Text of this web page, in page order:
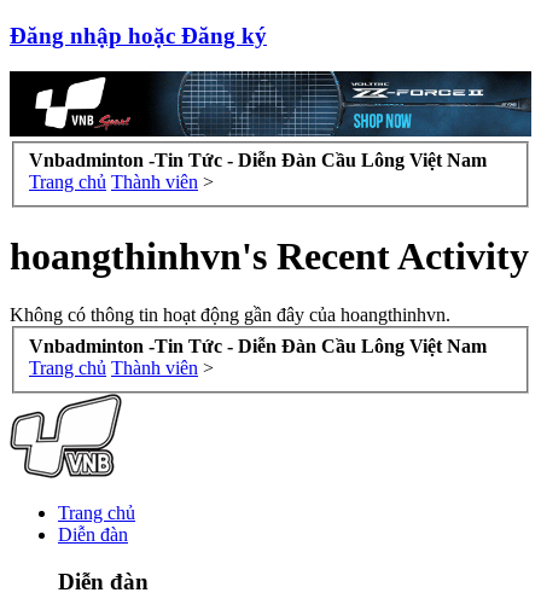
Đăng nhập hoặc Đăng ký
Vnbadminton -Tin Tức - Diễn Đàn Cầu Lông Việt Nam
Trang chủ Thành viên >
hoangthinhvn's Recent Activity
Không có thông tin hoạt động gần đây của hoangthinhvn.
Vnbadminton -Tin Tức - Diễn Đàn Cầu Lông Việt Nam
Trang chủ Thành viên >
Trang chủ
Diễn đàn
Diễn đàn